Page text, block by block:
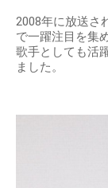
2008年に放送さ
で一躍注目を集
歌手としても活
ました。